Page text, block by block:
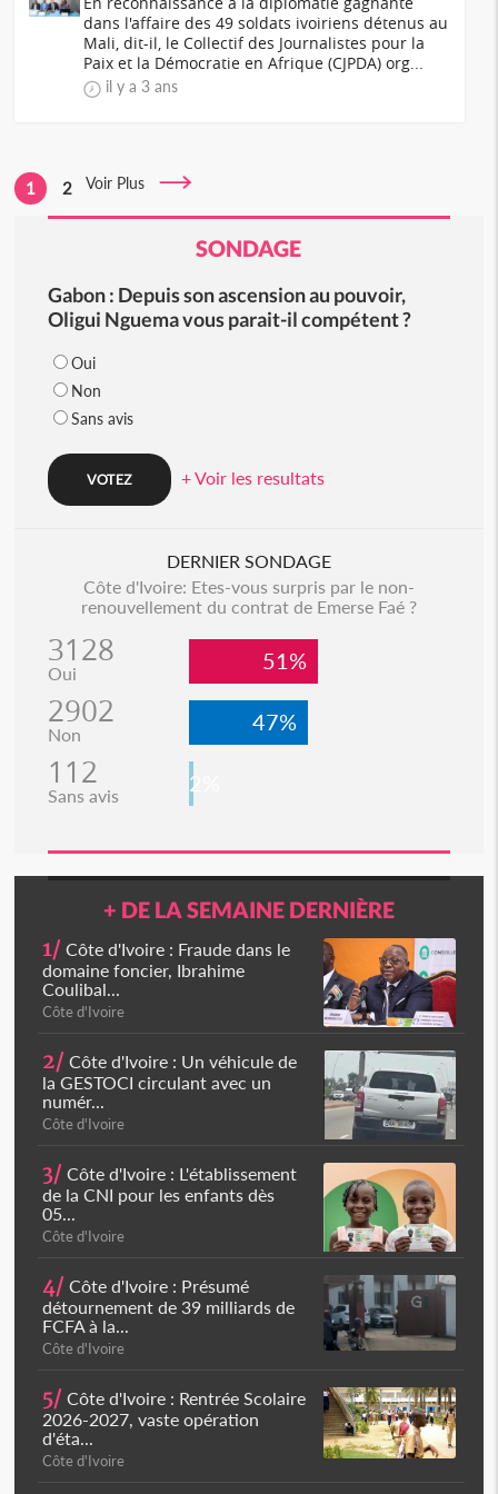
dans l'affaire des 49 soldats ivoiriens détenus au
Mali, dit-il, le Collectif des Journalistes pour la
Paix et la Démocratie en Afrique (CJPDA) org...
il y a 3 ans
1 2 Voir Plus
SONDAGE
Gabon : Depuis son ascension au pouvoir,
Oligui Nguema vous parait-il compétent ?
Oui
Non
Sans avis
+ Voir les resultats
DERNIER SONDAGE
Côte d'Ivoire: Etes-vous surpris par le non-
renouvellement du contrat de Emerse Faé ?
3128
Oui 51%
2902
Non 47%
112
Sans avis 2%
+ DE LA SEMAINE DERNIÈRE
1/ Côte d'Ivoire : Fraude dans le
domaine foncier, Ibrahime
Coulibal...
Côte d'Ivoire
2/ Côte d'Ivoire : Un véhicule de
la GESTOCI circulant avec un
numér...
Côte d'Ivoire
3/ Côte d'Ivoire : L'établissement
de la CNI pour les enfants dès
05...
Côte d'Ivoire
4/ Côte d'Ivoire : Présumé
détournement de 39 milliards de
FCFA à la...
Côte d'Ivoire
5/ Côte d'Ivoire : Rentrée Scolaire
2026-2027, vaste opération
d'éta...
Côte d'Ivoire